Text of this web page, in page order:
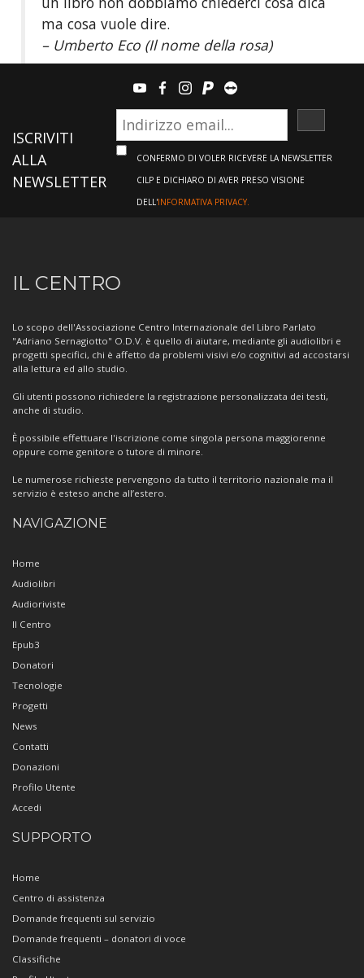
ma cosa vuole dire.
– Umberto Eco (Il nome della rosa)
youtubefacebook
instagram
paypalteamviewer
ISCRIVITI
ALLA
NEWSLETTER
CONFERMO DI VOLER RICEVERE LA NEWSLETTER
CILP E DICHIARO DI AVER PRESO VISIONE
DELL'INFORMATIVA PRIVACY.
Informazioni
sul
Centro
IL CENTRO
Lo scopo dell'Associazione Centro Internazionale del Libro Parlato
"Adriano Sernagiotto" O.D.V. è quello di aiutare, mediante gli audiolibri e
progetti specifici, chi è affetto da problemi visivi e/o cognitivi ad accostarsi
alla lettura ed allo studio.
Gli utenti possono richiedere la registrazione personalizzata dei testi,
anche di studio.
È possibile effettuare l'iscrizione come singola persona maggiorenne
oppure come genitore o tutore di minore.
Le numerose richieste pervengono da tutto il territorio nazionale ma il
servizio è esteso anche all’estero.
NAVIGAZIONE
Home
Audiolibri
Audioriviste
Il Centro
Epub3
Donatori
Tecnologie
Progetti
News
Contatti
Donazioni
Profilo Utente
Accedi
SUPPORTO
Home
Centro di assistenza
Domande frequenti sul servizio
Domande frequenti – donatori di voce
Classifiche